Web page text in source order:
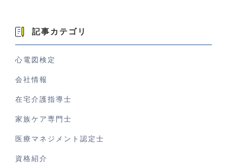
記事カテゴリ
心電図検定
会社情報
在宅介護指導士
家族ケア専門士
医療マネジメント認定士
資格紹介